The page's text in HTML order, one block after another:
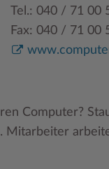
Tel.: 040 / 71 00
Fax: 040 / 71 00
Computer?
Mitarbeiter